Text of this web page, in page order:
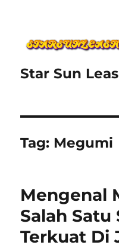
Star Sun
Tag: Megumi
Mengenal
Salah
Terkuat Di